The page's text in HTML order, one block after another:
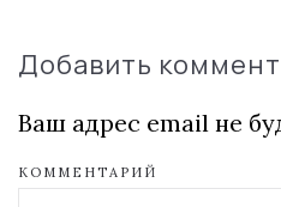
Добавить
Ваш адрес email не
КОММЕНТАРИЙ